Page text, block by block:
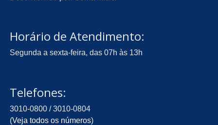
Horário de Atendimento:
Segunda a sexta-feira, das 07h às 13h
Telefones:
3010-0800 / 3010-0804
(Veja todos os números)